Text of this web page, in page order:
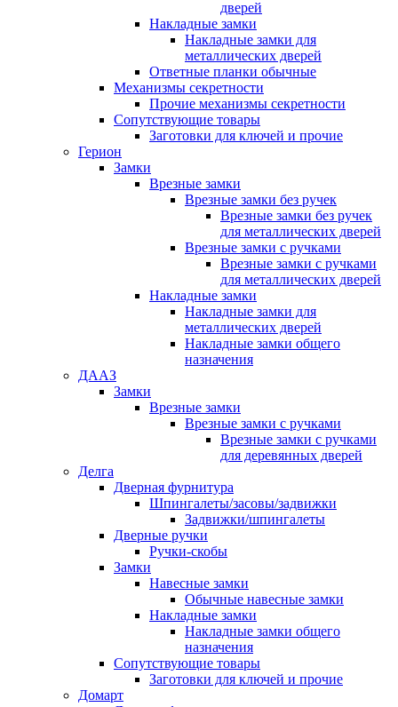
дверей
Накладные замки
Накладные замки для
металлических дверей
Ответные планки обычные
Механизмы секретности
Прочие механизмы секретности
Сопутствующие товары
Заготовки для ключей и прочие
Герион
Замки
Врезные замки
Врезные замки без ручек
Врезные замки без ручек
для металлических дверей
Врезные замки с ручками
Врезные замки с ручками
для металлических дверей
Накладные замки
Накладные замки для
металлических дверей
Накладные замки общего
назначения
ДААЗ
Замки
Врезные замки
Врезные замки с ручками
Врезные замки с ручками
для деревянных дверей
Делга
Дверная фурнитура
Шпингалеты/засовы/задвижки
Задвижки/шпингалеты
Дверные ручки
Ручки-скобы
Замки
Навесные замки
Обычные навесные замки
Накладные замки
Накладные замки общего
назначения
Сопутствующие товары
Заготовки для ключей и прочие
Домарт